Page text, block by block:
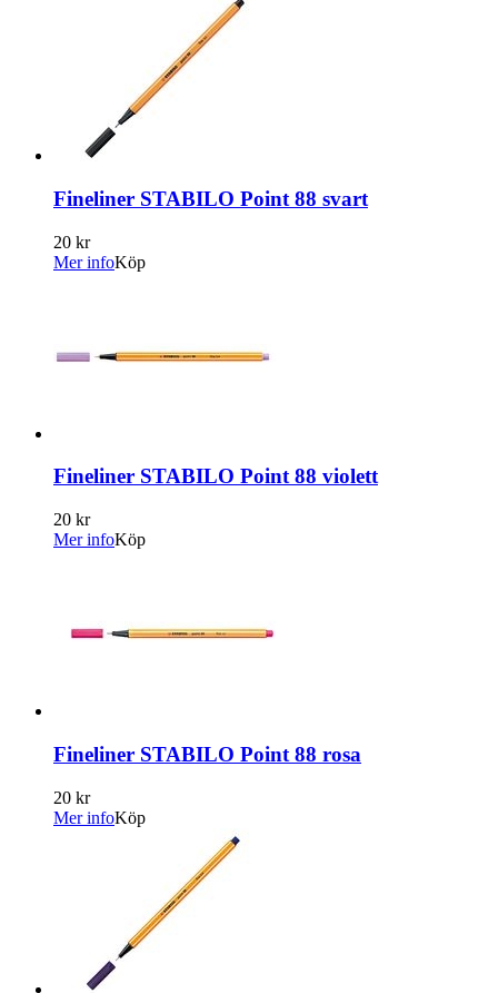
Fineliner STABILO Point 88 svart
20 kr
Mer infoKöp
Fineliner STABILO Point 88 violett
20 kr
Mer infoKöp
Fineliner STABILO Point 88 rosa
20 kr
Mer infoKöp